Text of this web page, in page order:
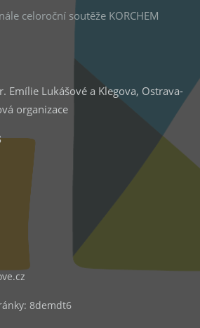
celoroční soutěže KORCHEM
Emílie Lukášové a Klegova, Ostrava-
organizace
8demdt6